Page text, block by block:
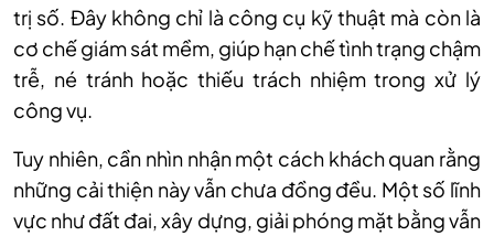
trị số. Đây không chỉ là công cụ kỹ thuật mà còn là
cơ chế giám sát mềm, giúp hạn chế tình trạng chậm
trễ, né tránh hoặc thiếu trách nhiệm trong xử lý
công vụ.
Tuy nhiên, cần nhìn nhận một cách khách quan rằng
những cải thiện này vẫn chưa đồng đều. Một số lĩnh
vực như đất đai, xây dựng, giải phóng mặt bằng vẫn